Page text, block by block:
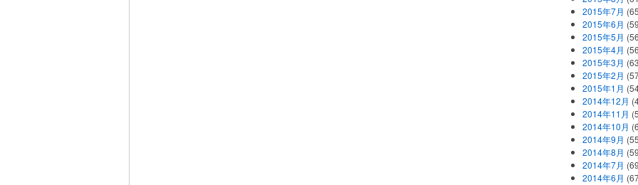
2015年7月
2015年6月
2015年5月
2015年4月
2015年3月
2015年2月
2015年1月
2014年12月
2014年11月
2014年10月
2014年9月
2014年8月
2014年7月
2014年6月